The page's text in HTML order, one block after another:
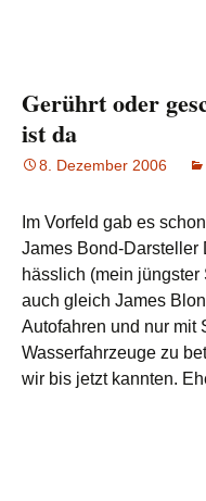
Gerührt oder
ist da
8. Dezember 2006
Im Vorfeld gab es
James Bond-Darsteller
hässlich (mein jüngster
auch gleich James
Autofahren und nur mit
Wasserfahrzeuge zu
wir bis jetzt kannten.